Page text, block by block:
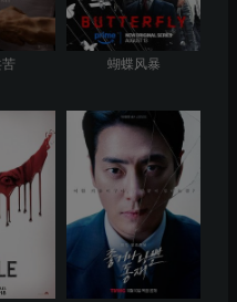
蝴蝶风暴